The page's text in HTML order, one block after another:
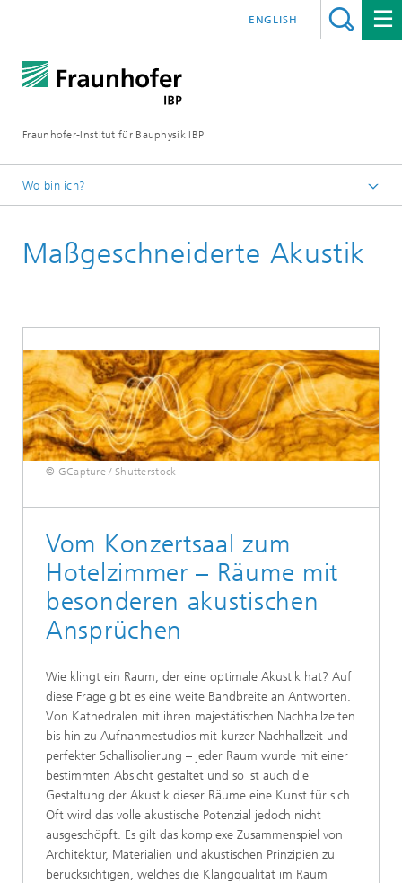
Fraunhofer-Institut für Bauphysik IBP
ENGLISH
Wo bin ich?
Akustik
Maßgeschneiderte Akustik
© GCapture / Shutterstock
Vom Konzertsaal zum
Hotelzimmer – Räume mit
besonderen akustischen
Ansprüchen
Wie klingt ein Raum, der eine optimale Akustik hat? Auf
diese Frage gibt es eine weite Bandbreite an Antworten.
Von Kathedralen mit ihren majestätischen Nachhallzeiten
bis hin zu Aufnahmestudios mit kurzer Nachhallzeit und
perfekter Schallisolierung – jeder Raum wurde mit einer
bestimmten Absicht gestaltet und so ist auch die
Gestaltung der Akustik dieser Räume eine Kunst für sich.
Oft wird das volle akustische Potenzial jedoch nicht
ausgeschöpft. Es gilt das komplexe Zusammenspiel von
Architektur, Materialien und akustischen Prinzipien zu
berücksichtigen, welches die Klangqualität im Raum